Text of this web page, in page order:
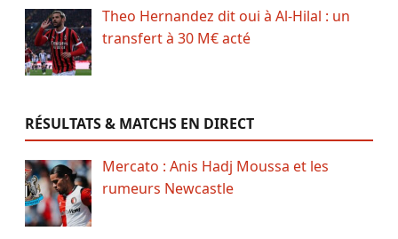
Theo Hernandez dit oui à Al-Hilal : un
transfert à 30 M€ acté
RÉSULTATS & MATCHS EN DIRECT
Mercato : Anis Hadj Moussa et les
rumeurs Newcastle